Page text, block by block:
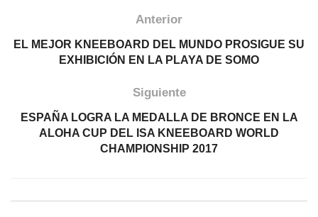
Anterior
EL MEJOR KNEEBOARD DEL MUNDO PROSIGUE SU
EXHIBICIÓN EN LA PLAYA DE SOMO
Siguiente
ESPAÑA LOGRA LA MEDALLA DE BRONCE EN LA
ALOHA CUP DEL ISA KNEEBOARD WORLD
CHAMPIONSHIP 2017